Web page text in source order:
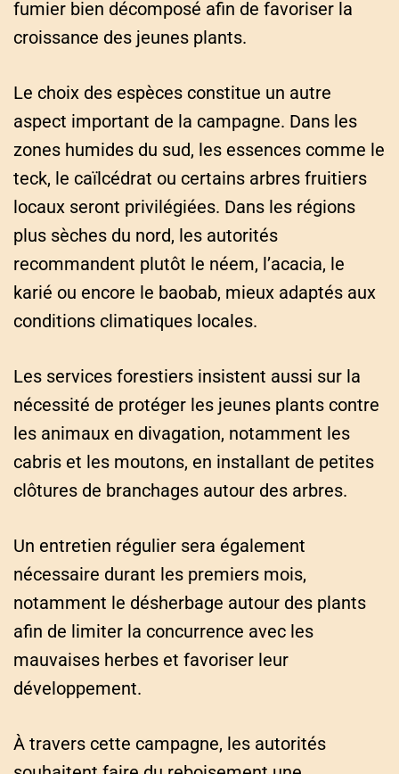
fumier bien décomposé afin de favoriser la
croissance des jeunes plants.
Le choix des espèces constitue un autre
aspect important de la campagne. Dans les
zones humides du sud, les essences comme le
teck, le caïlcédrat ou certains arbres fruitiers
locaux seront privilégiées. Dans les régions
plus sèches du nord, les autorités
recommandent plutôt le néem, l’acacia, le
karié ou encore le baobab, mieux adaptés aux
conditions climatiques locales.
Les services forestiers insistent aussi sur la
nécessité de protéger les jeunes plants contre
les animaux en divagation, notamment les
cabris et les moutons, en installant de petites
clôtures de branchages autour des arbres.
Un entretien régulier sera également
nécessaire durant les premiers mois,
notamment le désherbage autour des plants
afin de limiter la concurrence avec les
mauvaises herbes et favoriser leur
développement.
À travers cette campagne, les autorités